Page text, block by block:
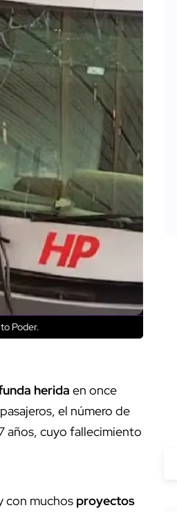
Poder.
herida en once
el número de
años, cuyo fallecimiento
con muchos proyectos